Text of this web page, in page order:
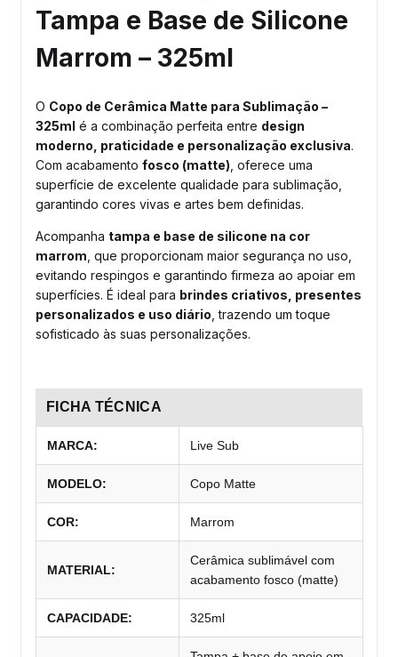
Tampa e Base de Silicone
Marrom – 325ml
O Copo de Cerâmica Matte para Sublimação –
325ml é a combinação perfeita entre design
moderno, praticidade e personalização exclusiva.
Com acabamento fosco (matte), oferece uma
superfície de excelente qualidade para sublimação,
garantindo cores vivas e artes bem definidas.
Acompanha tampa e base de silicone na cor
marrom, que proporcionam maior segurança no uso,
evitando respingos e garantindo firmeza ao apoiar em
superfícies. É ideal para brindes criativos, presentes
personalizados e uso diário, trazendo um toque
sofisticado às suas personalizações.
FICHA TÉCNICA
MARCA: Live Sub
MODELO: Copo Matte
COR: Marrom
MATERIAL:
Cerâmica sublimável com
acabamento fosco (matte)
CAPACIDADE: 325ml